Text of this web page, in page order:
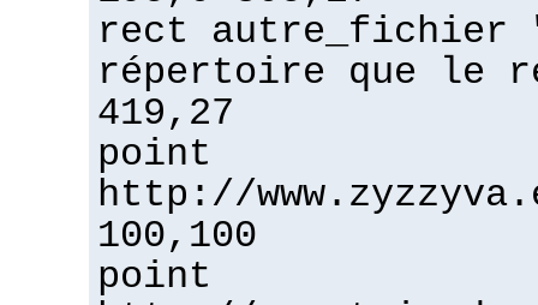
rect autre_fichier
répertoire que le
419,27
point
http://
100,100
point